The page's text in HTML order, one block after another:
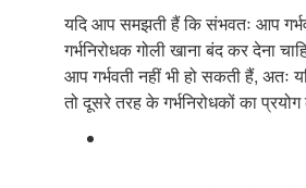
यदि आप समझती हैं कि संभवतः आप
गर्भनिरोधक गोली खाना बंद कर देना
आप गर्भवती नहीं भी हो सकती हैं,
तो दूसरे तरह के गर्भनिरोधकों का